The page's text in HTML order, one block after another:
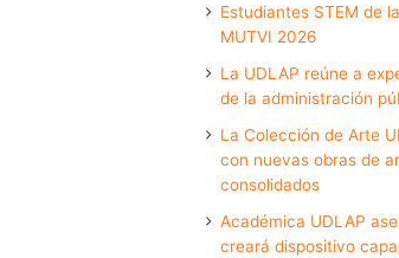
Estudiantes STEM de
MUTVI 2026
La UDLAP reúne a
de la administración
La Colección de Arte
con nuevas obras de
consolidados
Académica UDLAP
creará dispositivo